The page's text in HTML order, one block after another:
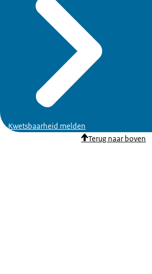
Kwetsbaarheid melden
Terug naar boven